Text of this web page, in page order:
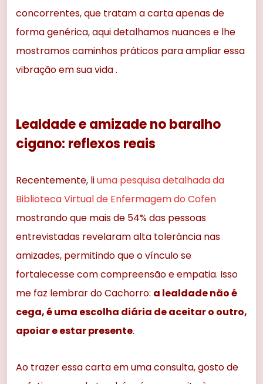
concorrentes, que tratam a carta apenas de
forma genérica, aqui detalhamos nuances e lhe
mostramos caminhos práticos para ampliar essa
vibração em sua vida .
Lealdade e amizade no baralho
cigano: reflexos reais
Recentemente, liuma pesquisa detalhada da
Biblioteca Virtual de Enfermagem do Cofen
mostrando que mais de 54% das pessoas
entrevistadas revelaram alta tolerância nas
amizades, permitindo que o vínculo se
fortalecesse com compreensão e empatia. Isso
me faz lembrar do Cachorro: a lealdade não é
cega, é uma escolha diária de aceitar o outro,
apoiar e estar presente.
Ao trazer essa carta em uma consulta, gosto de